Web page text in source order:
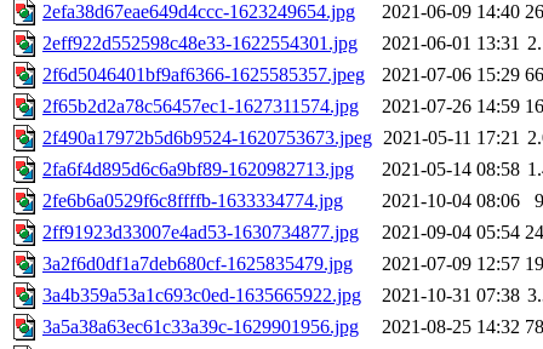
2efa38d67eae649d4ccc-1623249654.jpg
2021-06-09 14:40
2eff922d552598c48e33-1622554301.jpg
2021-06-01 13:31
2f6d5046401bf9af6366-1625585357.jpeg
2021-07-06 15:29
2f65b2d2a78c56457ec1-1627311574.jpg
2021-07-26 14:59
2f490a17972b5d6b9524-1620753673.jpeg 2021-05-11 17:21
2fa6f4d895d6c6a9bf89-1620982713.jpg
2021-05-14 08:58
2fe6b6a0529f6c8ffffb-1633334774.jpg
2021-10-04 08:06
2ff91923d33007e4ad53-1630734877.jpg
2021-09-04 05:54
3a2f6d0df1a7deb680cf-1625835479.jpg
2021-07-09 12:57
3a4b359a53a1c693c0ed-1635665922.jpg
2021-10-31 07:38
3a5a38a63ec61c33a39c-1629901956.jpg
2021-08-25 14:32